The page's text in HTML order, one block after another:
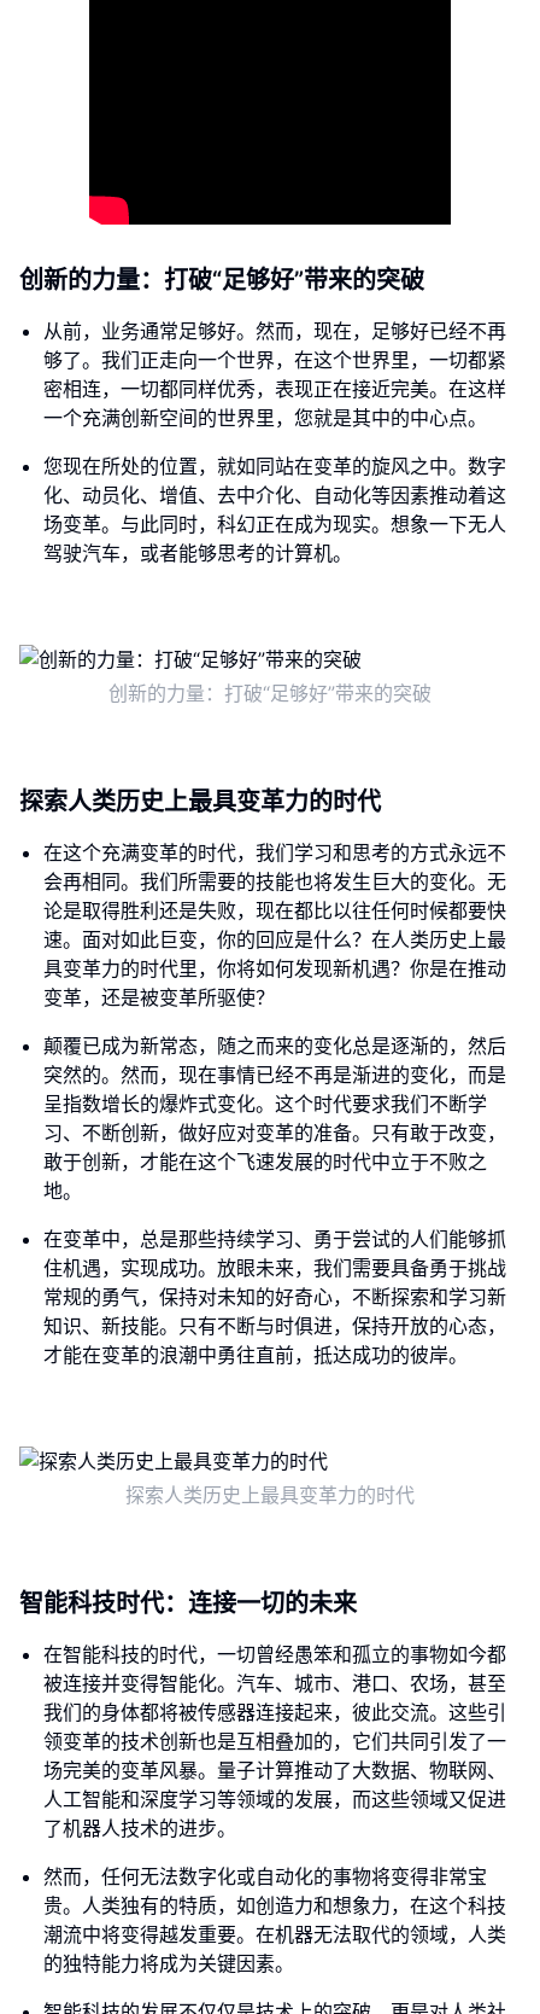
创新的力量：打破“足够好”带来的突破
从前，业务通常足够好。然而，现在，足够好已经不再
够了。我们正走向一个世界，在这个世界里，一切都紧
密相连，一切都同样优秀，表现正在接近完美。在这样
一个充满创新空间的世界里，您就是其中的中心点。
您现在所处的位置，就如同站在变革的旋风之中。数字
化、动员化、增值、去中介化、自动化等因素推动着这
场变革。与此同时，科幻正在成为现实。想象一下无人
驾驶汽车，或者能够思考的计算机。
创新的力量：打破“足够好”带来的突破
探索人类历史上最具变革力的时代
在这个充满变革的时代，我们学习和思考的方式永远不
会再相同。我们所需要的技能也将发生巨大的变化。无
论是取得胜利还是失败，现在都比以往任何时候都要快
速。面对如此巨变，你的回应是什么？在人类历史上最
具变革力的时代里，你将如何发现新机遇？你是在推动
变革，还是被变革所驱使？
颠覆已成为新常态，随之而来的变化总是逐渐的，然后
突然的。然而，现在事情已经不再是渐进的变化，而是
呈指数增长的爆炸式变化。这个时代要求我们不断学
习、不断创新，做好应对变革的准备。只有敢于改变，
敢于创新，才能在这个飞速发展的时代中立于不败之
地。
在变革中，总是那些持续学习、勇于尝试的人们能够抓
住机遇，实现成功。放眼未来，我们需要具备勇于挑战
常规的勇气，保持对未知的好奇心，不断探索和学习新
知识、新技能。只有不断与时俱进，保持开放的心态，
才能在变革的浪潮中勇往直前，抵达成功的彼岸。
探索人类历史上最具变革力的时代
智能科技时代：连接一切的未来
在智能科技的时代，一切曾经愚笨和孤立的事物如今都
被连接并变得智能化。汽车、城市、港口、农场，甚至
我们的身体都将被传感器连接起来，彼此交流。这些引
领变革的技术创新也是互相叠加的，它们共同引发了一
场完美的变革风暴。量子计算推动了大数据、物联网、
人工智能和深度学习等领域的发展，而这些领域又促进
了机器人技术的进步。
然而，任何无法数字化或自动化的事物将变得非常宝
贵。人类独有的特质，如创造力和想象力，在这个科技
潮流中将变得越发重要。在机器无法取代的领域，人类
的独特能力将成为关键因素。